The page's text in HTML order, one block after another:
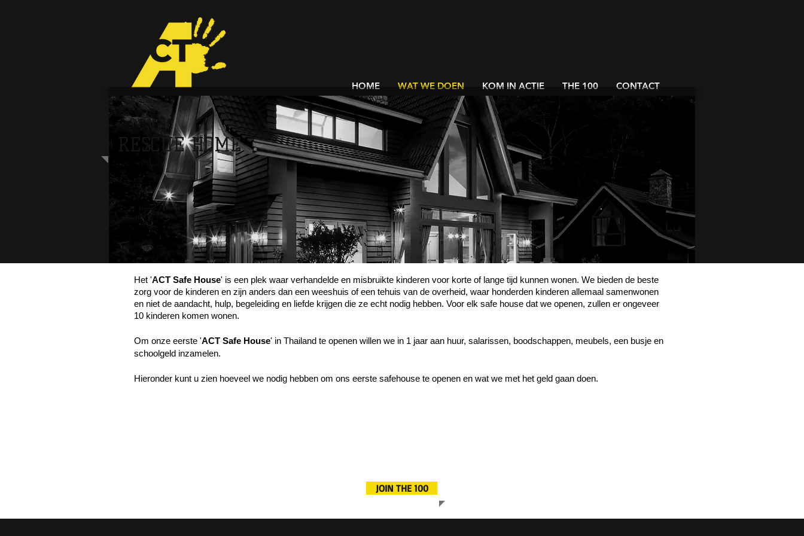
HOME WAT WE DOEN KOM IN ACTIE THE 100 CONTACT
RESCUE HOME
Het 'ACT Safe House' is een plek waar verhandelde en misbruikte kinderen voor korte of lange tijd kunnen wonen. We bieden de beste
zorg voor de kinderen en zijn anders dan een weeshuis of een tehuis van de overheid, waar honderden kinderen allemaal samenwonen
en niet de aandacht, hulp, begeleiding en liefde krijgen die ze echt nodig hebben. Voor elk safe house dat we openen, zullen er ongeveer
10 kinderen komen wonen.
Om onze eerste 'ACT Safe House' in Thailand te openen willen we in 1 jaar aan huur, salarissen, boodschappen, meubels, een busje en
schoolgeld inzamelen.
Hieronder kunt u zien hoeveel we nodig hebben om ons eerste safehouse te openen en wat we met het geld gaan doen.
JOIN THE 100